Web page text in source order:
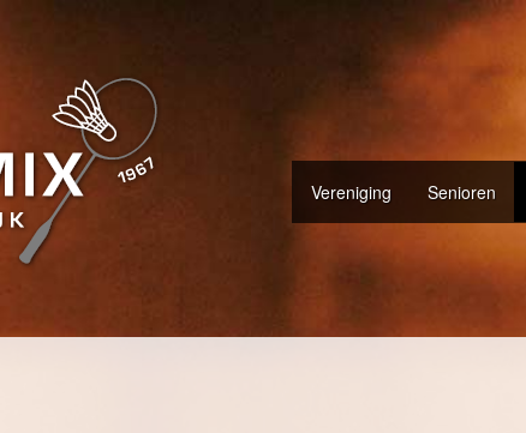
Vereniging Senioren